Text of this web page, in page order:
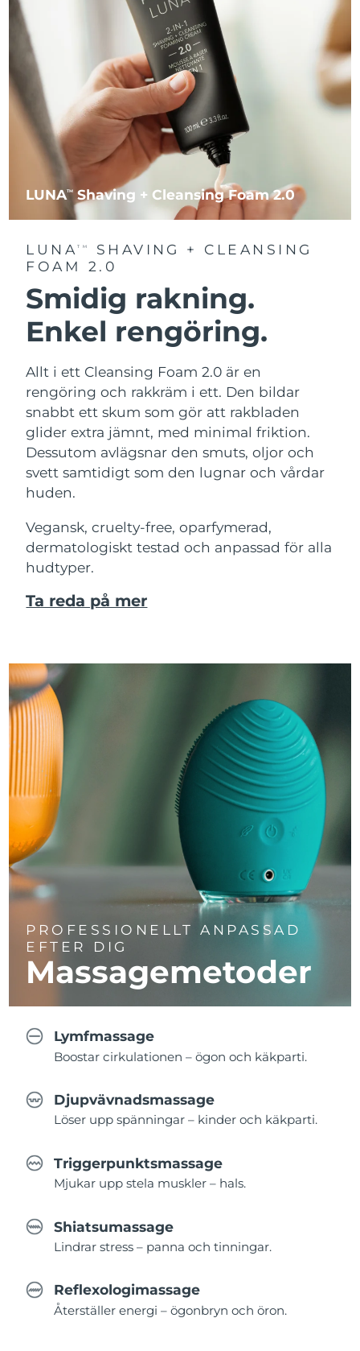
LUNATM Shaving + Cleansing Foam 2.0
LUNATM
SHAVING + CLEANSING
FOAM 2.0
Smidig rakning.
Enkel rengöring.
Allt i ett Cleansing Foam 2.0 är en
rengöring och rakkräm i ett. Den bildar
snabbt ett skum som gör att rakbladen
glider extra jämnt, med minimal friktion.
Dessutom avlägsnar den smuts, oljor och
svett samtidigt som den lugnar och vårdar
huden.
Vegansk, cruelty-free, oparfymerad,
dermatologiskt testad och anpassad för alla
hudtyper.
Ta reda på mer
PROFESSIONELLT ANPASSAD
EFTER DIG
Massagemetoder
Lymfmassage
Boostar cirkulationen – ögon och käkparti.
Djupvävnadsmassage
Löser upp spänningar – kinder och käkparti.
Triggerpunktsmassage
Mjukar upp stela muskler – hals.
Shiatsumassage
Lindrar stress – panna och tinningar.
Reflexologimassage
Återställer energi – ögonbryn och öron.